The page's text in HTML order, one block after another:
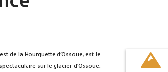
de la Hourquette d’Ossoue, est le
sur le glacier d’Ossoue,
